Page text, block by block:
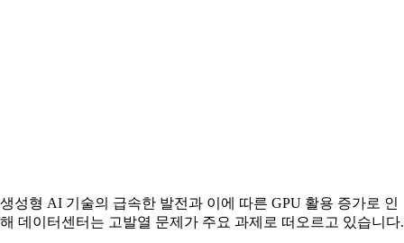
생성형 AI 기술의 급속한 발전과 이에 따른 GPU 활용 증가로 인
해 데이터센터는 고발열 문제가 주요 과제로 떠오르고 있습니다.